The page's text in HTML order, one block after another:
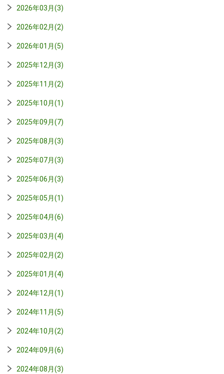
2026年03月(3)
2026年02月(2)
2026年01月(5)
2025年12月(3)
2025年11月(2)
2025年10月(1)
2025年09月(7)
2025年08月(3)
2025年07月(3)
2025年06月(3)
2025年05月(1)
2025年04月(6)
2025年03月(4)
2025年02月(2)
2025年01月(4)
2024年12月(1)
2024年11月(5)
2024年10月(2)
2024年09月(6)
2024年08月(3)